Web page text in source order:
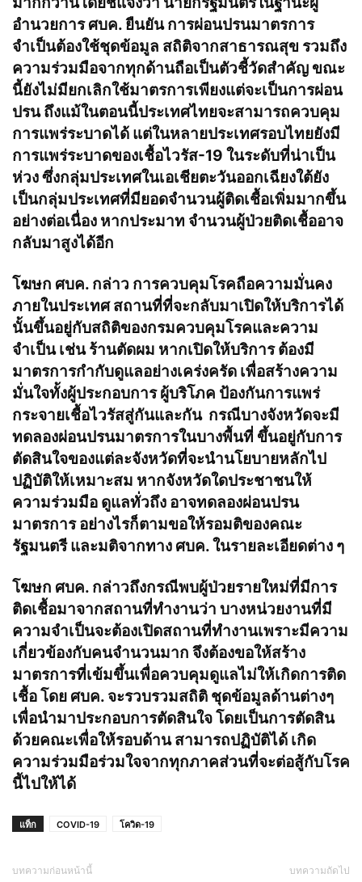
อำนวยการ ศบค. ยืนยัน การผ่อนปรนมาตรการ
จำเป็นต้องใช้ชุดข้อมูล สถิติจากสาธารณสุข รวมถึง
ความร่วมมือจากทุกด้านถือเป็นตัวชี้วัดสำคัญ ขณะ
นี้ยังไม่มียกเลิกใช้มาตรการเพียงแต่จะเป็นการผ่อน
ปรน ถึงแม้ในตอนนี้ประเทศไทยจะสามารถควบคุม
การแพร่ระบาดได้ แต่ในหลายประเทศรอบไทยยังมี
การแพร่ระบาดของเชื้อไวรัส-19 ในระดับที่น่าเป็น
ห่วง ซึ่งกลุ่มประเทศในเอเชียตะวันออกเฉียงใต้ยัง
เป็นกลุ่มประเทศที่มียอดจำนวนผู้ติดเชื้อเพิ่มมากขึ้น
อย่างต่อเนื่อง หากประมาท จำนวนผู้ป่วยติดเชื้ออาจ
กลับมาสูงได้อีก
โฆษก ศบค. กล่าว การควบคุมโรคถือความมั่นคง
ภายในประเทศ สถานที่ที่จะกลับมาเปิดให้บริการได้
นั้นขึ้นอยู่กับสถิติของกรมควบคุมโรคและความ
จำเป็น เช่น ร้านตัดผม หากเปิดให้บริการ ต้องมี
มาตรการกำกับดูแลอย่างเคร่งครัด เพื่อสร้างความ
มั่นใจทั้งผู้ประกอบการ ผู้บริโภค ป้องกันการแพร่
กระจายเชื้อไวรัสสู่กันและกัน กรณีบางจังหวัดจะมี
ทดลองผ่อนปรนมาตรการในบางพื้นที่ ขึ้นอยู่กับการ
ตัดสินใจของแต่ละจังหวัดที่จะนำนโยบายหลักไป
ปฏิบัติให้เหมาะสม หากจังหวัดใดประชาชนให้
ความร่วมมือ ดูแลทั่วถึง อาจทดลองผ่อนปรน
มาตรการ อย่างไรก็ตามขอให้รอมติของคณะ
รัฐมนตรี และมติจากทาง ศบค. ในรายละเอียดต่าง ๆ
โฆษก ศบค. กล่าวถึงกรณีพบผู้ป่วยรายใหม่ที่มีการ
ติดเชื้อมาจากสถานที่ทำงานว่า บางหน่วยงานที่มี
ความจำเป็นจะต้องเปิดสถานที่ทำงานเพราะมีความ
เกี่ยวข้องกับคนจำนวนมาก จึงต้องขอให้สร้าง
มาตรการที่เข้มขึ้นเพื่อควบคุมดูแลไม่ให้เกิดการติด
เชื้อ โดย ศบค. จะรวบรวมสถิติ ชุดข้อมูลด้านต่างๆ
เพื่อนำมาประกอบการตัดสินใจ โดยเป็นการตัดสิน
ด้วยคณะเพื่อให้รอบด้าน สามารถปฏิบัติได้ เกิด
ความร่วมมือร่วมใจจากทุกภาคส่วนที่จะต่อสู้กับโรค
นี้ไปให้ได้
แท็ก COVID-19 โควิด-19
บทความก่อนหน้านี้ บทความถัดไป